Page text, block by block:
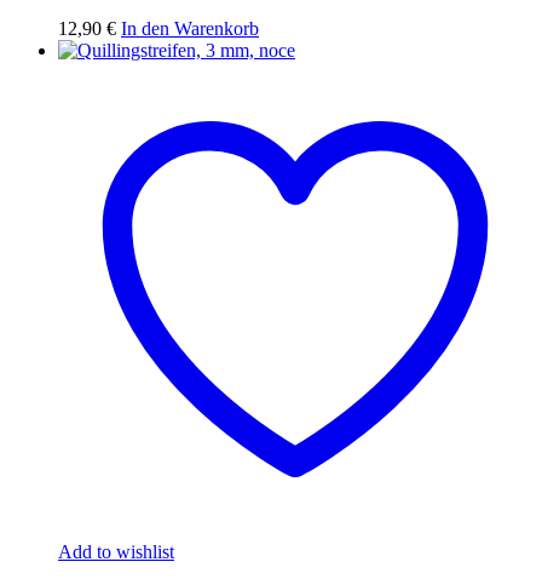
12,90 € In den Warenkorb
Add to wishlist